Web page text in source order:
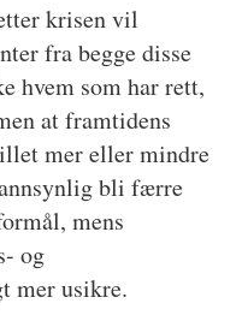
krisen vil
fra begge disse
hvem som har rett,
at framtidens
mer eller mindre
bli færre
mens
og
mer usikre.